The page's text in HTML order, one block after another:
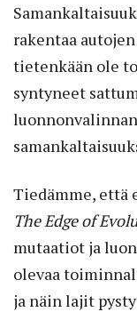
rakentaa
tietenkään ole
syntyneet
Tiedämme, että
The Edge of
mutaatiot ja
olevaa
ja näin lajit